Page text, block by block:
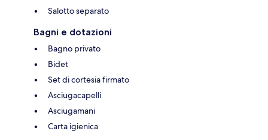
Salotto separato
Bagni e dotazioni
Bagno privato
Bidet
Set di cortesia firmato
Asciugacapelli
Asciugamani
Carta igienica